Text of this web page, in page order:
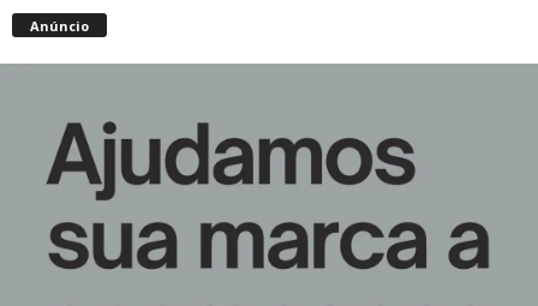
Anúncio